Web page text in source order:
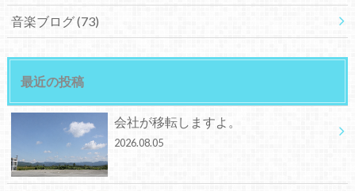
音楽ブログ(73)
最近の投稿
会社が移転しますよ。
2026.08.05